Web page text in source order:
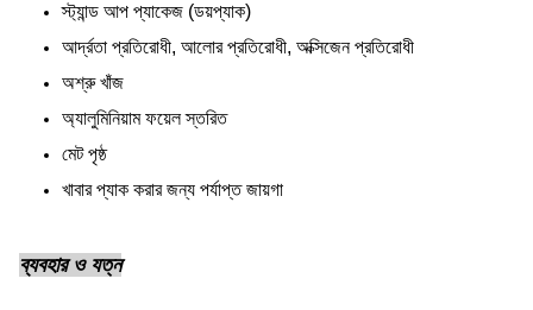
স্ট্যান্ড আপ প্যাকেজ (ডয়প্যাক)
আর্দ্রতা প্রতিরোধী, আলোর প্রতিরোধী, অক্সিজেন প্রতিরোধী
অশ্রু খাঁজ
অ্যালুমিনিয়াম ফয়েল স্তরিত
মেট পৃষ্ঠ
খাবার প্যাক করার জন্য পর্যাপ্ত জায়গা
ব্যবহার ও যত্ন